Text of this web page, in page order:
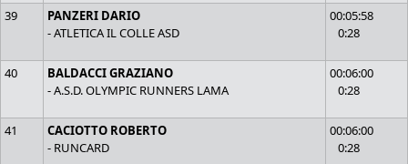
39
PANZERI DARIO
- ATLETICA IL COLLE ASD
00:05:58
0:28
40
BALDACCI GRAZIANO
- A.S.D. OLYMPIC RUNNERS LAMA
00:06:00
0:28
41
CACIOTTO ROBERTO
- RUNCARD
00:06:00
0:28